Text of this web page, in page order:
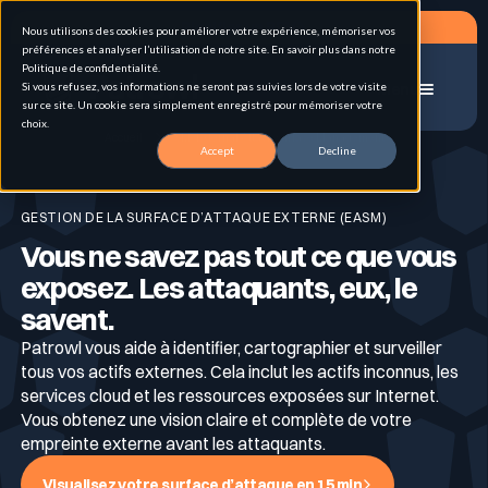
Nous utilisons des cookies pour améliorer votre expérience, mémoriser vos
préférences et analyser l’utilisation de notre site. En savoir plus dans notre
Politique de confidentialité.
Si vous refusez, vos informations ne seront pas suivies lors de votre visite
sur ce site. Un cookie sera simplement enregistré pour mémoriser votre
choix.
Accept Decline
Gestion de la surface d'attaque externe (EASM)
Pentest hybrid automatisé en continu
Cas d'usage
Attack Surface Management
Inventaire & Classification des Actifs
Tests d’intrusion
Pour qui
Personas
Ressources
Planifier un RDV
Menu
EASM: External Attack Surface Management
GESTION DE LA SURFACE D’ATTAQUE EXTERNE (EASM)
Vous ne savez pas tout ce que vous
exposez. Les attaquants, eux, le
savent.
Patrowl vous aide à identifier, cartographier et surveiller
tous vos actifs externes. Cela inclut les actifs inconnus, les
services cloud et les ressources exposées sur Internet.
Vous obtenez une vision claire et complète de votre
empreinte externe avant les attaquants.